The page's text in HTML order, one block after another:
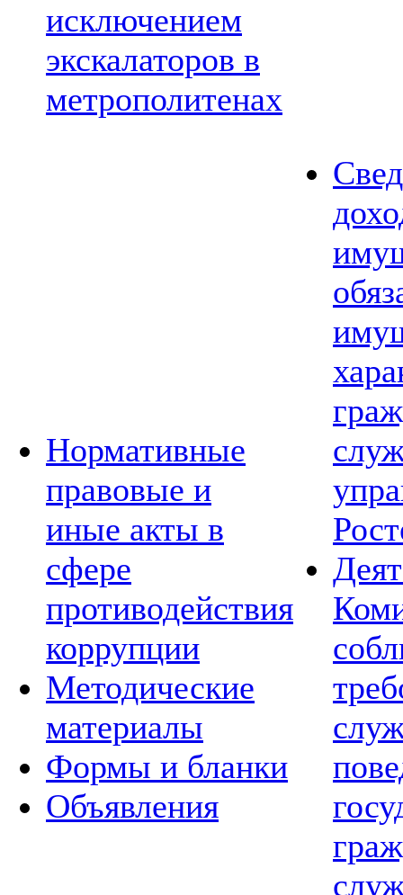
исключением
экскалаторов в
метрополитенах
Нормативные
правовые и
иные акты в
сфере
противодействия
коррупции
Методические
материалы
Формы и бланки
Объявления